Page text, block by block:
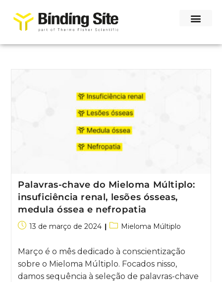
Palavras-chave do Mieloma Múltiplo:
insuficiência renal, lesões ósseas,
medula óssea e nefropatia
13 de março de 2024 Mieloma Múltiplo
Março é o mês dedicado à conscientização
sobre o Mieloma Múltiplo. Focados nisso,
damos sequência à seleção de palavras-chave